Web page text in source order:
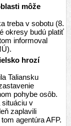
môže
treba v sobotu (8.
okresy budú platiť
informoval
hrozí
Taliansku
pohybe osôb.
situáciu v
zaplavili
agentúra AFP.